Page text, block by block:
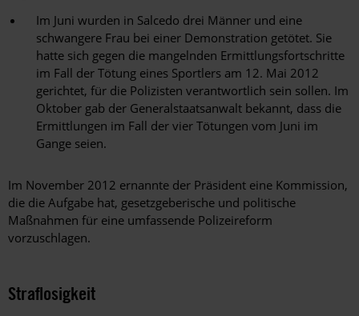
Im Juni wurden in Salcedo drei Männer und eine
schwangere Frau bei einer Demonstration getötet. Sie
hatte sich gegen die mangelnden Ermittlungsfortschritte
im Fall der Tötung eines Sportlers am 12. Mai 2012
gerichtet, für die Polizisten verantwortlich sein sollen. Im
Oktober gab der Generalstaatsanwalt bekannt, dass die
Ermittlungen im Fall der vier Tötungen vom Juni im
Gange seien.
Im November 2012 ernannte der Präsident eine Kommission,
die die Aufgabe hat, gesetzgeberische und politische
Maßnahmen für eine umfassende Polizeireform
vorzuschlagen.
Straflosigkeit